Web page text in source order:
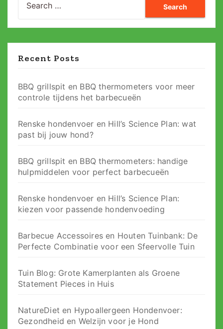
for:
Recent Posts
BBQ grillspit en BBQ thermometers voor meer
controle tijdens het barbecueën
Renske hondenvoer en Hill’s Science Plan: wat
past bij jouw hond?
BBQ grillspit en BBQ thermometers: handige
hulpmiddelen voor perfect barbecueën
Renske hondenvoer en Hill’s Science Plan:
kiezen voor passende hondenvoeding
Barbecue Accessoires en Houten Tuinbank: De
Perfecte Combinatie voor een Sfeervolle Tuin
Tuin Blog: Grote Kamerplanten als Groene
Statement Pieces in Huis
NatureDiet en Hypoallergeen Hondenvoer:
Gezondheid en Welzijn voor je Hond